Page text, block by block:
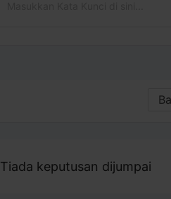
Tiada keputusan dijumpai